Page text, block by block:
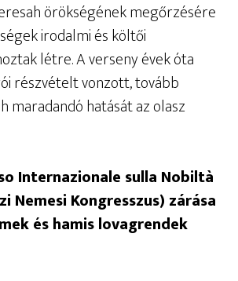
örökségének megőrzésére
irodalmi és költői
létre. A verseny évek óta
részvételt vonzott, tovább
maradandó hatását az olasz
Internazionale sulla Nobiltà
Nemesi Kongresszus) zárása
és hamis lovagrendek